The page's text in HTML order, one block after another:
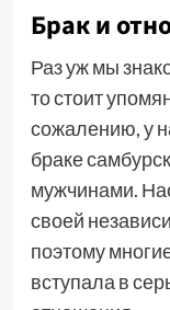
Брак и
Раз уж мы
то стоит
сожалению, у
браке
мужчинами.
своей
поэтому
вступала в